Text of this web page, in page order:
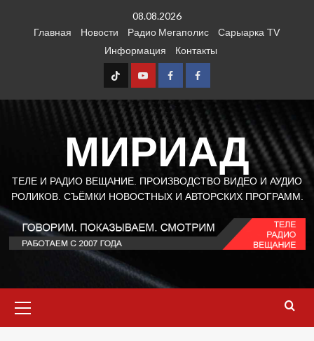
08.08.2026
Главная
Новости Радио Мегаполис
Сарыарка TV
Информация
Контакты
TT Youtube
FB1 FB2
МИРИАД
ТЕЛЕ И РАДИО ВЕЩАНИЕ. ПРОИЗВОДСТВО ВИДЕО И АУДИО
РОЛИКОВ. СЪЁМКИ НОВОСТНЫХ И АВТОРСКИХ ПРОГРАММ.
меню